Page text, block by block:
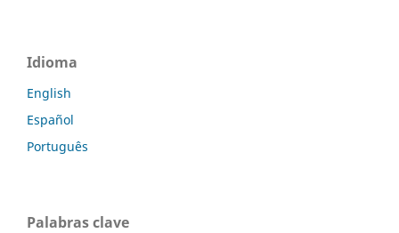
Idioma
English
Español
Português
Palabras clave